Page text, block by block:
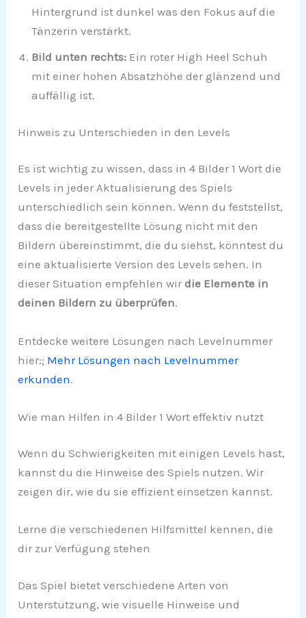
Hintergrund ist dunkel was den Fokus auf die
Tänzerin verstärkt.
Bild unten rechts: Ein roter High Heel Schuh
mit einer hohen Absatzhöhe der glänzend und
auffällig ist.
Hinweis zu Unterschieden in den Levels
Es ist wichtig zu wissen, dass in 4 Bilder 1 Wort die
Levels in jeder Aktualisierung des Spiels
unterschiedlich sein können. Wenn du feststellst,
dass die bereitgestellte Lösung nicht mit den
Bildern übereinstimmt, die du siehst, könntest du
eine aktualisierte Version des Levels sehen. In
dieser Situation empfehlen wirdie Elemente in
deinen Bildern zu überprüfen.
Entdecke weitere Lösungen nach Levelnummer
hier:; Mehr Lösungen nach Levelnummer
erkunden.
Wie man Hilfen in 4 Bilder 1 Wort effektiv nutzt
Wenn du Schwierigkeiten mit einigen Levels hast,
kannst du die Hinweise des Spiels nutzen. Wir
zeigen dir, wie du sie effizient einsetzen kannst.
Lerne die verschiedenen Hilfsmittel kennen, die
dir zur Verfügung stehen
Das Spiel bietet verschiedene Arten von
Unterstützung, wie visuelle Hinweise und